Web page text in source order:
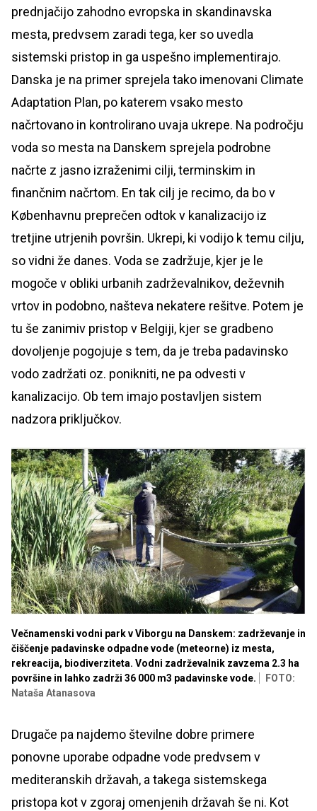
prednjačijo zahodno evropska in skandinavska
mesta, predvsem zaradi tega, ker so uvedla
sistemski pristop in ga uspešno implementirajo.
Danska je na primer sprejela tako imenovani Climate
Adaptation Plan, po katerem vsako mesto
načrtovano in kontrolirano uvaja ukrepe. Na področju
voda so mesta na Danskem sprejela podrobne
načrte z jasno izraženimi cilji, terminskim in
finančnim načrtom. En tak cilj je recimo, da bo v
Københavnu preprečen odtok v kanalizacijo iz
tretjine utrjenih površin. Ukrepi, ki vodijo k temu cilju,
so vidni že danes. Voda se zadržuje, kjer je le
mogoče v obliki urbanih zadrževalnikov, deževnih
vrtov in podobno, našteva nekatere rešitve. Potem je
tu še zanimiv pristop v Belgiji, kjer se gradbeno
dovoljenje pogojuje s tem, da je treba padavinsko
vodo zadržati oz. ponikniti, ne pa odvesti v
kanalizacijo. Ob tem imajo postavljen sistem
nadzora priključkov.
Večnamenski vodni park v Viborgu na Danskem: zadrževanje in
čiščenje padavinske odpadne vode (meteorne) iz mesta,
rekreacija, biodiverziteta. Vodni zadrževalnik zavzema 2.3 ha
površine in lahko zadrži 36 000 m3 padavinske vode.
FOTO:
Nataša Atanasova
Drugače pa najdemo številne dobre primere
ponovne uporabe odpadne vode predvsem v
mediteranskih državah, a takega sistemskega
pristopa kot v zgoraj omenjenih državah še ni. Kot